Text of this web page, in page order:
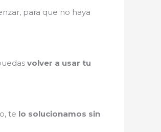
para que no haya
volver a usar tu
te lo solucionamos sin